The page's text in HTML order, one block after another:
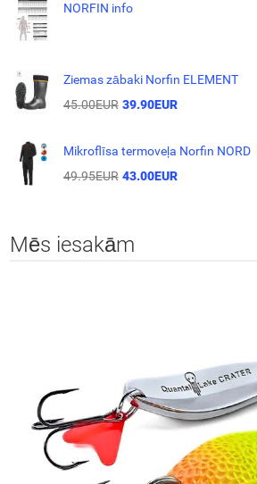
NORFIN info
Ziemas zābaki Norfin ELEMENT
45.00EUR 39.90EUR
Mikroflīsa termoveļa Norfin NORD
49.95EUR 43.00EUR
Mēs iesakām